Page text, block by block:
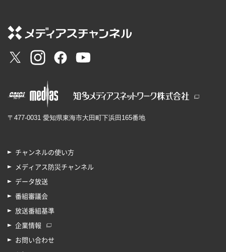
〒477-0031 愛知県東海市大田町下浜田165番地
チャンネルの使い方
メディアス防災チャンネル
データ放送
番組審議会
放送番組基準
企業情報
お問い合わせ